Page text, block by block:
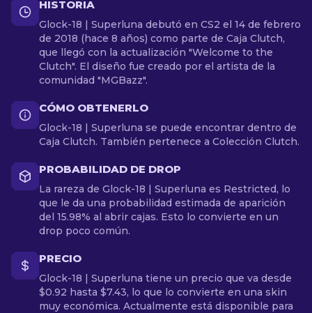
HISTORIA
Glock-18 | Superluna debutó en CS2 el 14 de febrero
de 2018 (hace 8 años) como parte de Caja Clutch,
que llegó con la actualización "Welcome to the
Clutch". El diseño fue creado por el artista de la
comunidad "MGBazz".
CÓMO OBTENERLO
Glock-18 | Superluna se puede encontrar dentro de
Caja Clutch. También pertenece a Colección Clutch.
PROBABILIDAD DE DROP
La rareza de Glock-18 | Superluna es Restricted, lo
que le da una probabilidad estimada de aparición
del 15.98% al abrir cajas. Esto lo convierte en un
drop poco común.
PRECIO
Glock-18 | Superluna tiene un precio que va desde
$0.92 hasta $7.43, lo que lo convierte en una skin
muy económica. Actualmente está disponible para